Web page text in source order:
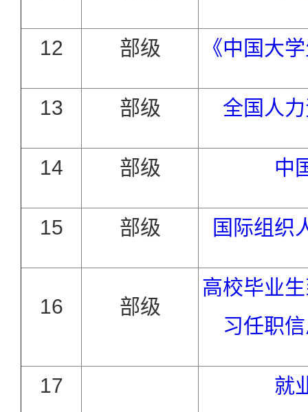
12 部级 《中国大
13 部级 全国人
14 部级 中
15 部级 国际组织
16 部级
高校毕业
习任职
17
就